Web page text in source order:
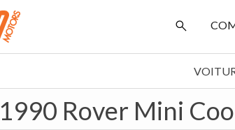
1990 Rover Mini